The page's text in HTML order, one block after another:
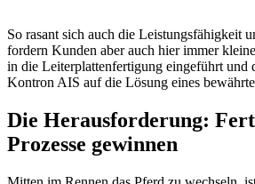
So rasant sich auch die Leistungsfähigkeit
fordern Kunden aber auch hier immer
in die Leiterplattenfertigung eingeführt und
Kontron AIS auf die Lösung eines
Die Herausforderung:
Prozesse gewinnen